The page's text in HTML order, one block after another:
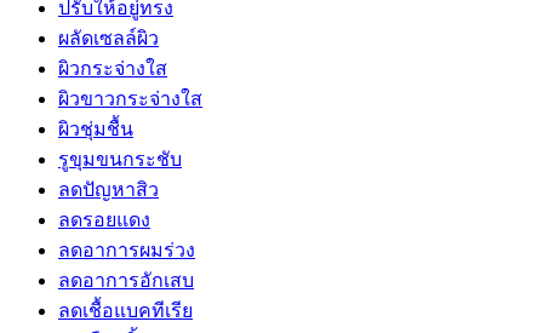
ปรับให้อยู่ทรง
ผลัดเซลล์ผิว
ผิวกระจ่างใส
ผิวขาวกระจ่างใส
ผิวชุ่มชื้น
รูขุมขนกระชับ
ลดปัญหาสิว
ลดรอยแดง
ลดอาการผมร่วง
ลดอาการอักเสบ
ลดเชื้อแบคทีเรีย